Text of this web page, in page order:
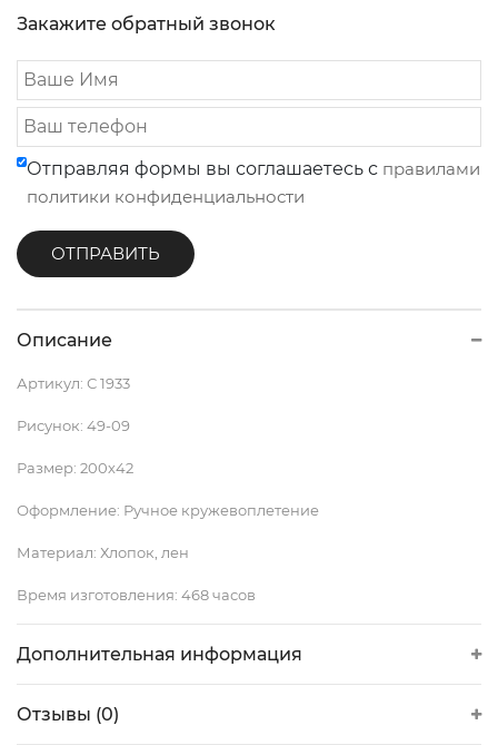
Закажите обратный звонок
Отправляя формы вы соглашаетесь с правилами
политики конфиденциальности
Описание
Артикул: С 1933
Рисунок: 49-09
Размер: 200х42
Оформление: Ручное кружевоплетение
Материал: Хлопок, лен
Время изготовления: 468 часов
Дополнительная информация
Отзывы (0)